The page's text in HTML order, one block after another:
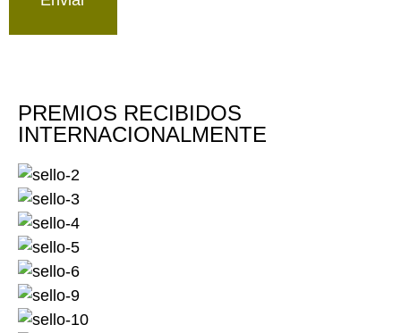
PREMIOS RECIBIDOS
INTERNACIONALMENTE